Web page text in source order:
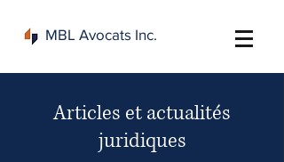
MBL Avocats Inc.
Articles et actualités
juridiques